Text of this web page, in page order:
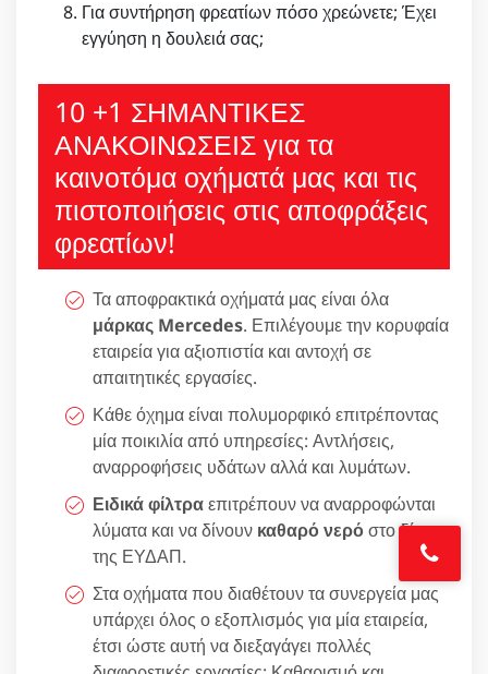
Για συντήρηση φρεατίων πόσο χρεώνετε; Έχει
εγγύηση η δουλειά σας;
10 +1 ΣΗΜΑΝΤΙΚΕΣ
ΑΝΑΚΟΙΝΩΣΕΙΣ για τα
καινοτόμα οχήματά μας και τις
πιστοποιήσεις στις αποφράξεις
φρεατίων!
Τα αποφρακτικά οχήματά μας είναι όλα
μάρκας Mercedes. Επιλέγουμε την κορυφαία
εταιρεία για αξιοπιστία και αντοχή σε
απαιτητικές εργασίες.
Κάθε όχημα είναι πολυμορφικό επιτρέποντας
μία ποικιλία από υπηρεσίες: Αντλήσεις,
αναρροφήσεις υδάτων αλλά και λυμάτων.
Ειδικά φίλτραεπιτρέπουν να αναρροφώνται
λύματα και να δίνουν καθαρό νερόστο δίκτυο
της ΕΥΔΑΠ.
Στα οχήματα που διαθέτουν τα συνεργεία μας
υπάρχει όλος ο εξοπλισμός για μία εταιρεία,
έτσι ώστε αυτή να διεξαγάγει πολλές